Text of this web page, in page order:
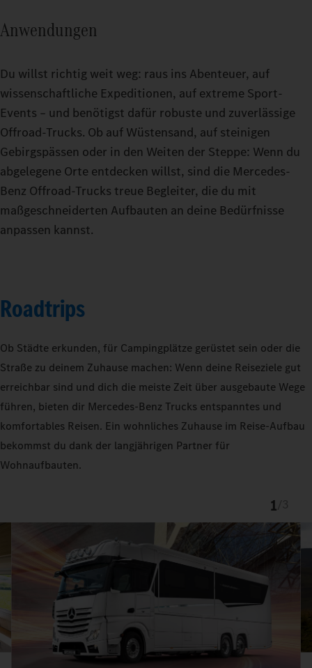
Anwendungen
Du willst richtig weit weg: raus ins Abenteuer, auf
wissenschaftliche Expeditionen, auf extreme Sport-
Events – und benötigst dafür robuste und zuverlässige
Offroad-Trucks. Ob auf Wüstensand, auf steinigen
Gebirgspässen oder in den Weiten der Steppe: Wenn du
abgelegene Orte entdecken willst, sind die Mercedes-
Benz Offroad-Trucks treue Begleiter, die du mit
maßgeschneiderten Aufbauten an deine Bedürfnisse
anpassen kannst.
Roadtrips
Ob Städte erkunden, für Campingplätze gerüstet sein oder die
Straße zu deinem Zuhause machen: Wenn deine Reiseziele gut
erreichbar sind und dich die meiste Zeit über ausgebaute Wege
führen, bieten dir Mercedes‑Benz Trucks entspanntes und
komfortables Reisen. Ein wohnliches Zuhause im Reise-Aufbau
bekommst du dank der langjährigen Partner für
Wohnaufbauten.
1